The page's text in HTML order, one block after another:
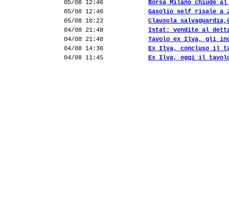
05/08 12:46
Borsa Milano chiude al
05/08 12:46
Gasolio self risale a
05/08 10:22
Clausola
04/08 21:48
Istat: vendite al
04/08 21:48
Tavolo ex Ilva, gli
04/08 14:36
Ex Ilva, concluso il
04/08 11:45
Ex Ilva, oggi il